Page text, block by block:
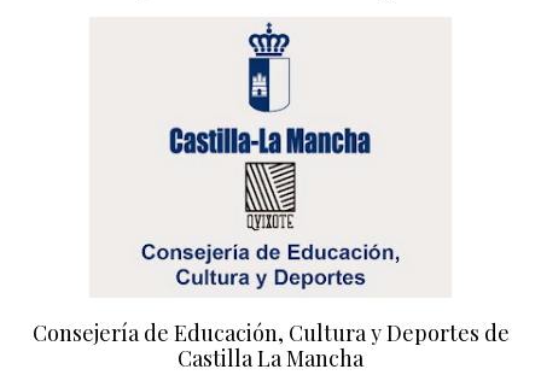
Consejería de Educación, Cultura y Deportes de
Castilla La Mancha